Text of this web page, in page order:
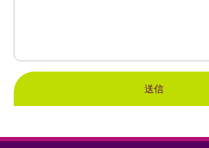
送信